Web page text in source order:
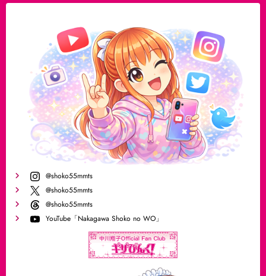
@shoko55mmts
@shoko55mmts
@shoko55mmts
YouTube「Nakagawa Shoko no WO」